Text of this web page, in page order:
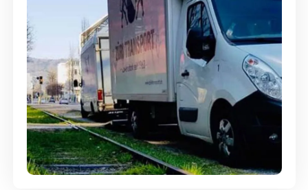
Ein- und Auspackservice